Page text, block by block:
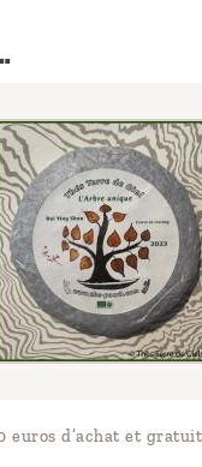
d’achat et